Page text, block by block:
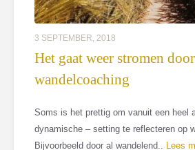
3 SEPTEMBER, 2018
Het gaat weer stromen door
wandelcoaching
Soms is het prettig om vanuit een heel
dynamische – setting te reflecteren op
Bijvoorbeeld door al wandelend..
Lees